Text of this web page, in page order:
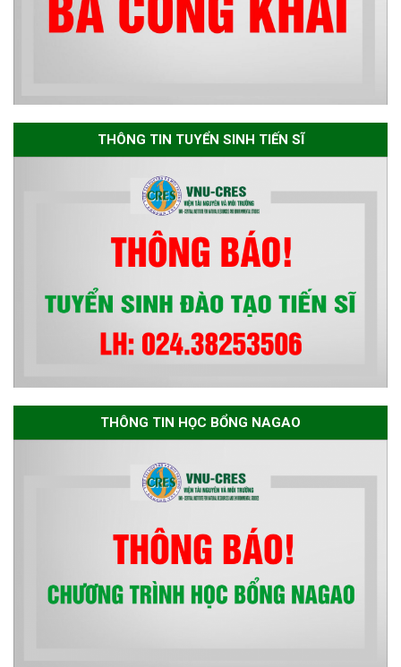
sơ chuyên môn cho các thí sinh
dự tuyển nghiên cứu sinh đợt 1
Thông báo danh sách thí sinh
đủ điều kiện dự tuyển Chương
trình đào tạo tiến sĩ chuyên
ngành Môi trường và phát triển
THÔNG TIN TUYỂN SINH TIẾN SĨ
THÔNG TIN HỌC BỔNG NAGAO